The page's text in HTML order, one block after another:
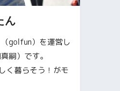
ん
golfun）を運営し
嗣）です。
く暮らそう！がモ